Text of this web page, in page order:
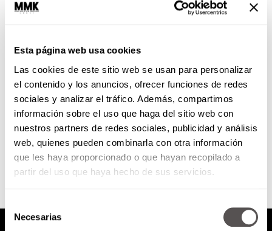
Esta página web usa cookies
Las cookies de este sitio web se usan para personalizar
el contenido y los anuncios, ofrecer funciones de redes
sociales y analizar el tráfico. Además, compartimos
información sobre el uso que haga del sitio web con
nuestros partners de redes sociales, publicidad y análisis
web, quienes pueden combinarla con otra información
que les haya proporcionado o que hayan recopilado a
partir del uso que haya hecho de sus servicios.
Necesarias
Cásate con Martha Debayle
Anillo, camioneta, luna de miel y
todo lo que nuestra pareja de
cuentahabientes se merece para
celebrar su historia de...
SEGUIR LEYENDO